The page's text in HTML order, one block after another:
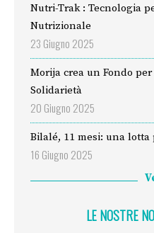
Nutri-Trak : Tecnologia
Nutrizionale
23 Giugno 2025
Morija crea un Fondo
Solidarietà
20 Giugno 2025
Bilalé, 11 mesi: una lotta
16 Giugno 2025
LE NOSTRE